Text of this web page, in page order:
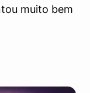
muito bem